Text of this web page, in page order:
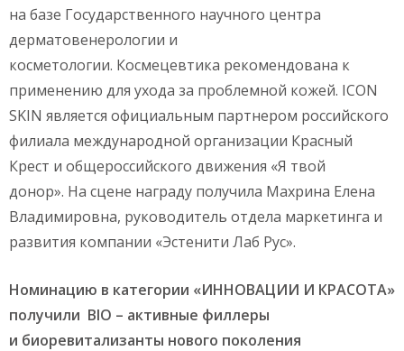
на базе Государственного научного центра
дерматовенерологии и
косметологии. Космецевтика рекомендована к
применению для ухода за проблемной кожей. ICON
SKIN является официальным партнером российского
филиала международной организации Красный
Крест и общероссийского движения «Я твой
донор». На сцене награду получила Махрина Елена
Владимировна, руководитель отдела маркетинга и
развития компании «Эстенити Лаб Рус».
Номинацию в категории «ИННОВАЦИИ И КРАСОТА»
получили BIO – активные филлеры
и биоревитализанты нового поколения